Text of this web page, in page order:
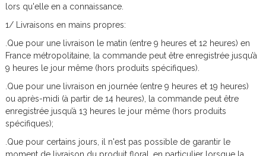
lors qu'elle en a connaissance.
1/ Livraisons en mains propres:
.Que pour une livraison le matin (entre 9 heures et 12 heures) en
France métropolitaine, la commande peut être enregistrée jusqu’à
9 heures le jour même (hors produits spécifiques).
.Que pour une livraison en journée (entre 9 heures et 19 heures)
ou après-midi (à partir de 14 heures), la commande peut être
enregistrée jusqu’à 13 heures le jour même (hors produits
spécifiques);
.Que pour certains jours, il n'est pas possible de garantir le